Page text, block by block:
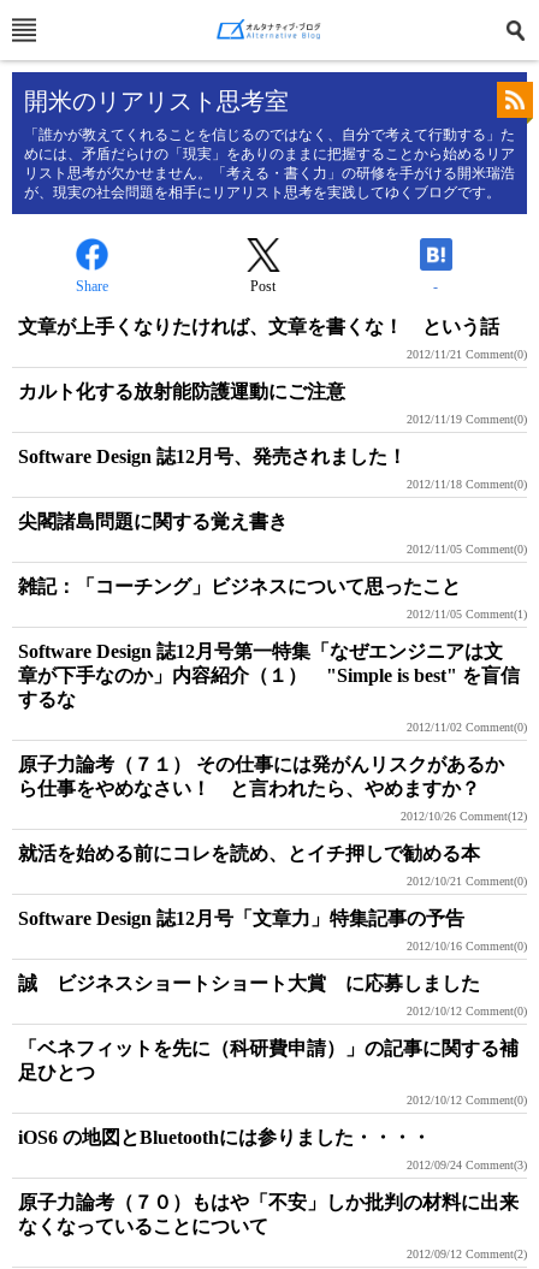
開米のリアリスト思考室
「誰かが教えてくれることを信じるのではなく、自分で考えて行動する」た
めには、矛盾だらけの「現実」をありのままに把握することから始めるリア
リスト思考が欠かせません。「考える・書く力」の研修を手がける開米瑞浩
が、現実の社会問題を相手にリアリスト思考を実践してゆくブログです。
Share Post -
文章が上手くなりたければ、文章を書くな！ という話
2012/11/21 Comment(0)
カルト化する放射能防護運動にご注意
2012/11/19 Comment(0)
Software Design 誌12月号、発売されました！
2012/11/18 Comment(0)
尖閣諸島問題に関する覚え書き
2012/11/05 Comment(0)
雑記：「コーチング」ビジネスについて思ったこと
2012/11/05 Comment(1)
Software Design 誌12月号第一特集「なぜエンジニアは文
章が下手なのか」内容紹介（１） "Simple is best" を盲信
するな
2012/11/02 Comment(0)
原子力論考（７１） その仕事には発がんリスクがあるか
ら仕事をやめなさい！ と言われたら、やめますか？
2012/10/26 Comment(12)
就活を始める前にコレを読め、とイチ押しで勧める本
2012/10/21 Comment(0)
Software Design 誌12月号「文章力」特集記事の予告
2012/10/16 Comment(0)
誠 ビジネスショートショート大賞 に応募しました
2012/10/12 Comment(0)
「ベネフィットを先に（科研費申請）」の記事に関する補
足ひとつ
2012/10/12 Comment(0)
iOS6 の地図とBluetoothには参りました・・・・
2012/09/24 Comment(3)
原子力論考（７０）もはや「不安」しか批判の材料に出来
なくなっていることについて
2012/09/12 Comment(2)